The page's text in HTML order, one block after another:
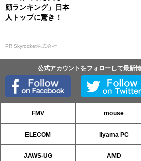
顔ランキング」日本
人トップに驚き！
PR Skyrocket株式会社
公式アカウントをフォローして最新
FMV mouse
ELECOM iiyama PC
JAWS-UG AMD